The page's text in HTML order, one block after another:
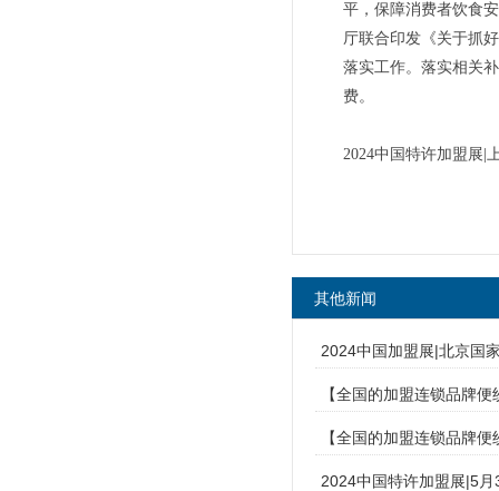
平，保障消费者饮食
厅联合印发《关于抓
落实工作。落实相关
费。
2024中国特许加盟展|
其他新闻
2024中国加盟展|北京国
【全国的加盟连锁品牌
【全国的加盟连锁品牌
2024中国特许加盟展|5